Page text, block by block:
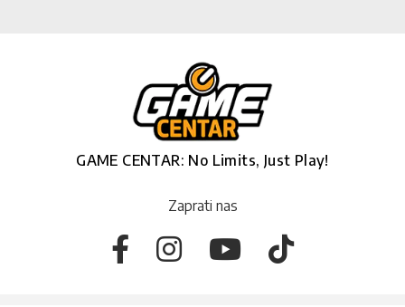
GAME CENTAR: No Limits, Just Play!
Zaprati nas